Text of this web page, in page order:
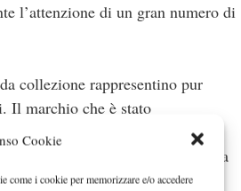
Cookie
i cookie per memorizzare e/o accedere
l’attenzione di un gran numero di
collezione rappresentino pur
Il marchio che è stato
con una meravigliosa
in compagnia di un’altra vettura